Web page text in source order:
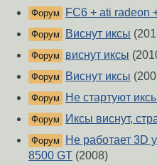
Форум FC6 + ati radeon
Форум Виснут иксы
Форум виснут иксы
Форум Виснут иксы
Форум Не стартуют
Форум Иксы виснут,
Форум
Не работает 3D
8500 GT (2008)